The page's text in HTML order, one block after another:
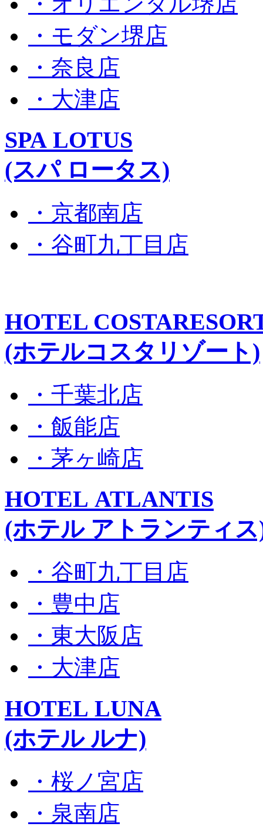
・モダン堺店
・奈良店
・大津店
SPA LOTUS
(スパ ロータス)
・京都南店
・谷町九丁目店
HOTEL
(ホテルコスタリゾート)
・千葉北店
・飯能店
・茅ヶ崎店
HOTEL ATLANTIS
(ホテル アトランティ
・谷町九丁目店
・豊中店
・東大阪店
・大津店
HOTEL LUNA
(ホテル ルナ)
・桜ノ宮店
・泉南店